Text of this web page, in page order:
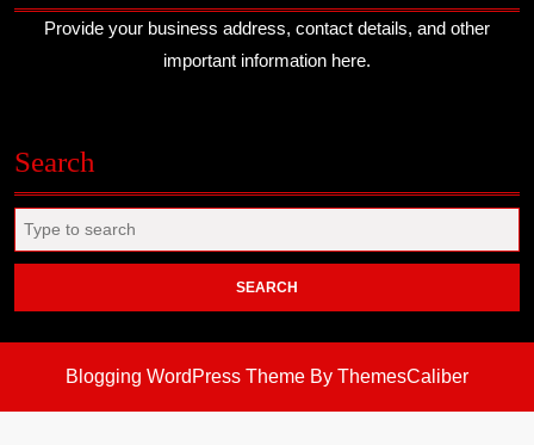
Provide your business address, contact details, and other
important information here.
Search
for:
Blogging WordPress Theme By ThemesCaliber